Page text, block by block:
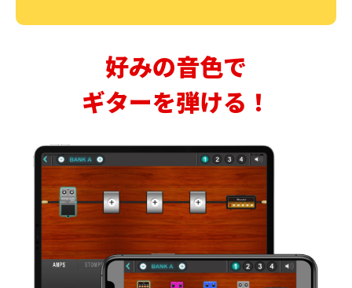
好みの音色で
ギターを弾ける！